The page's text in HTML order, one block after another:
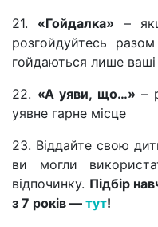
21. «Гойдалка» –
розгойдуйтесь
гойдаються лише
22. «А уяви, що…» –
уявне гарне місце
23. Віддайте свою
ви могли
відпочинку. Підбір
з 7 років — тут!